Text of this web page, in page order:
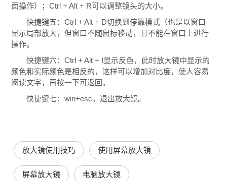
面操作）；Ctrl + Alt + R可以调整镜头的大小。
快捷键五：Ctrl + Alt + D切换到停靠模式（也是以窗口
显示局部放大，但窗口不随鼠标移动，且不能在窗口上进行
操作。
快捷键六：Ctrl + Alt + I显示反色，此时放大镜中显示的
颜色和实际颜色是相反的，这样可以增加对比度，使人容易
阅读文字，再按一下可返回。
快捷键七：win+esc，退出放大镜。
放大镜使用技巧 使用屏幕放大镜
屏幕放大镜 电脑放大镜